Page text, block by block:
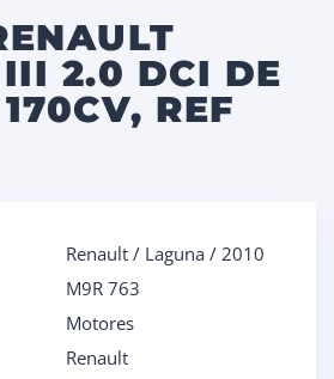
2.0 DCI DE
REF
Renault / Laguna / 2010
M9R 763
Motores
Renault